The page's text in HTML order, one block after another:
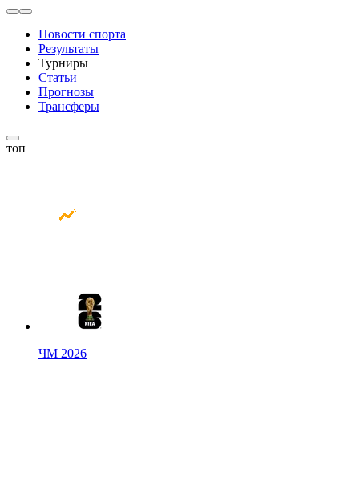
Новости спорта
Результаты
Турниры
Статьи
Прогнозы
Трансферы
топ
ЧМ 2026